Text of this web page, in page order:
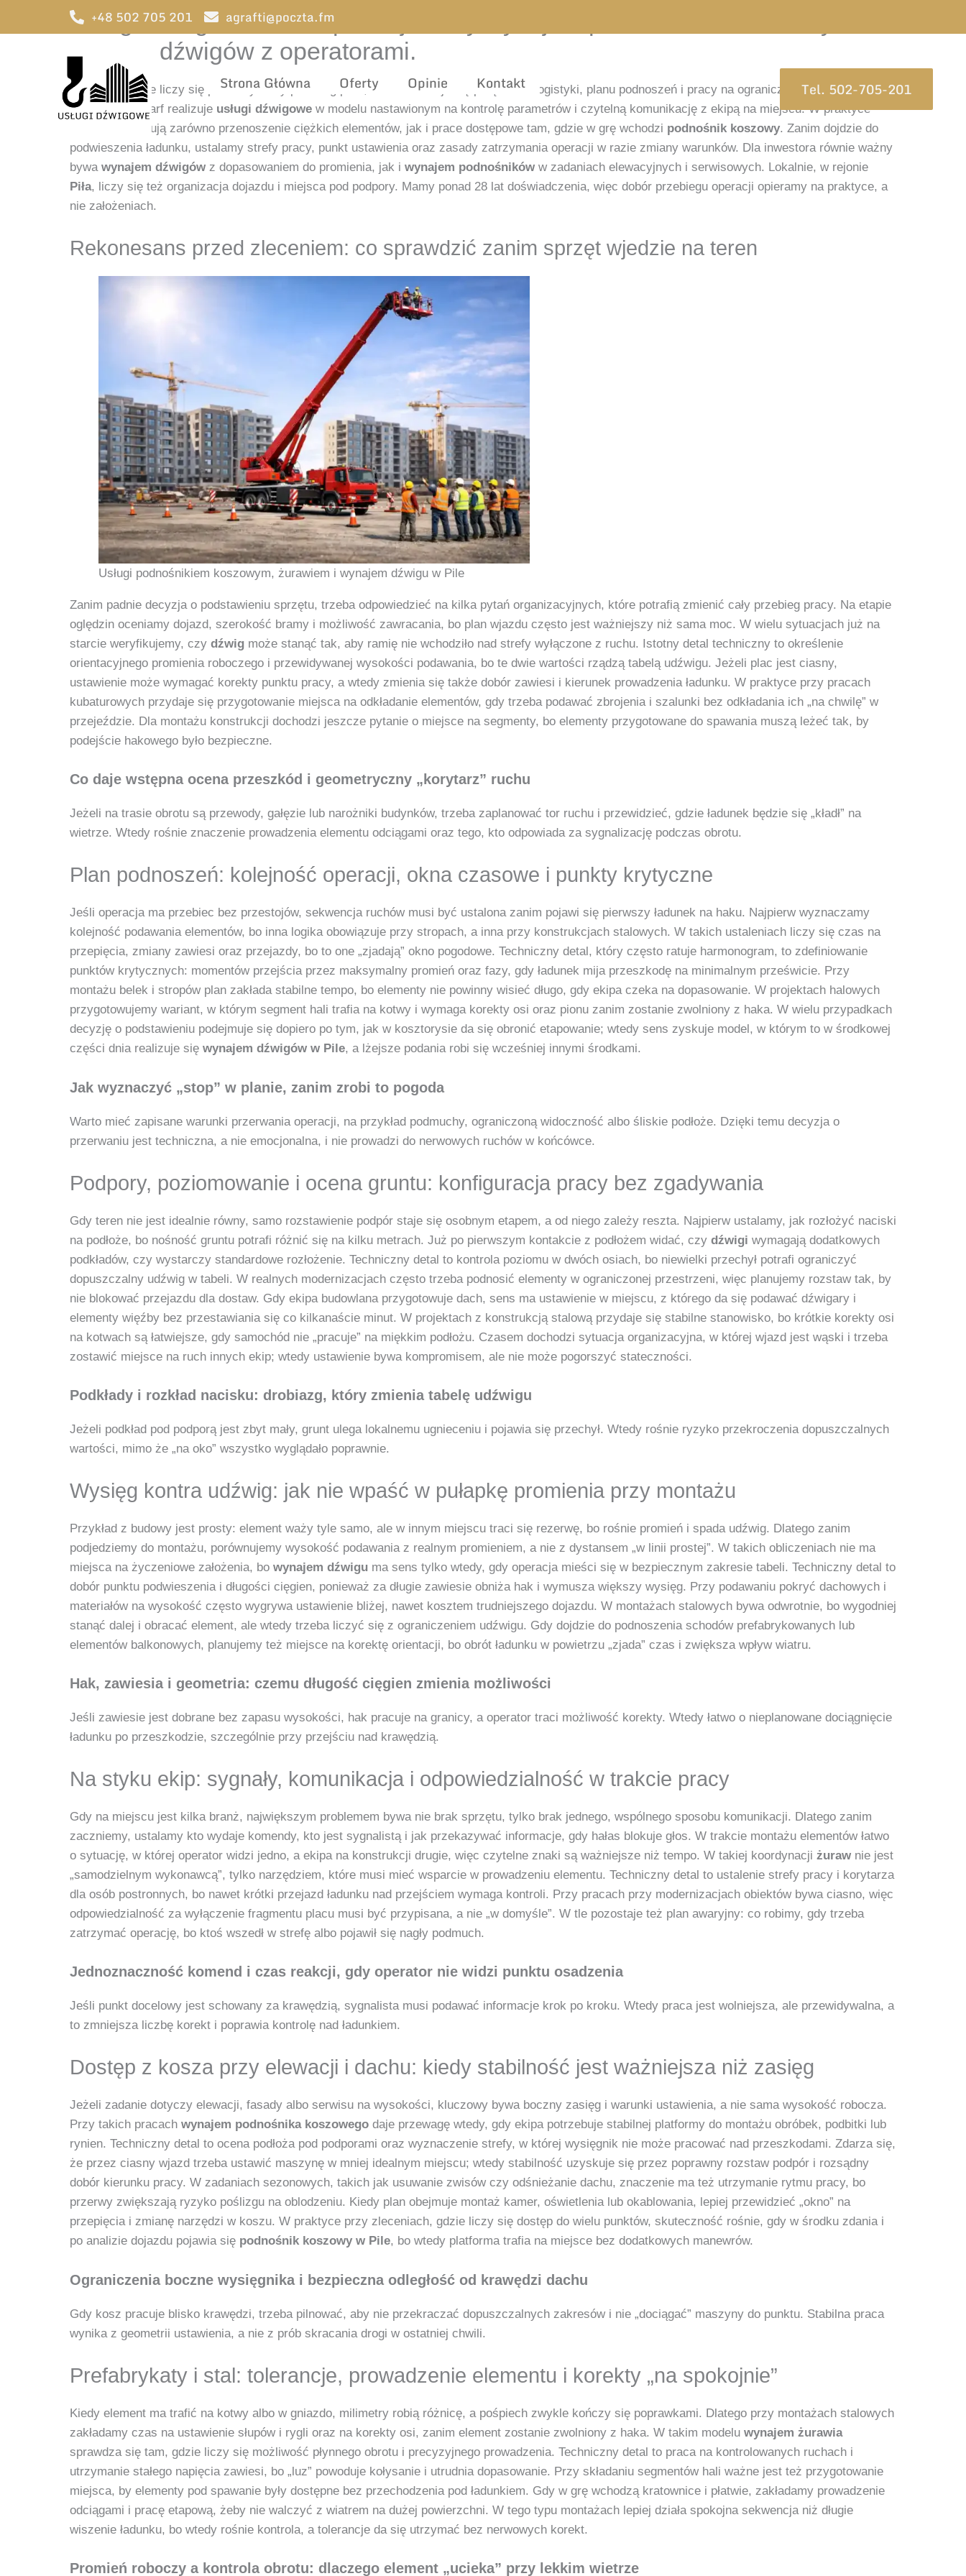
+48 502 705 201 agrafti@poczta.fm
Strona Główna Oferty Opinie Kontakt Tel. 502-705-201
Usługi dźwigowe w Pile profesjonalny wynajem podnośników koszowych,
żurawi i dźwigów z operatorami.
Gdy na budowie liczy się przewidywalny przebieg prac, kluczowe staje się połączenie logistyki, planu podnoszeń i pracy na ograniczonej przestrzeni.
Firma Rafał Agarf realizuje usługi dźwigowe w modelu nastawionym na kontrolę parametrów i czytelną komunikację z ekipą na miejscu. W praktyce
zlecenia obejmują zarówno przenoszenie ciężkich elementów, jak i prace dostępowe tam, gdzie w grę wchodzi podnośnik koszowy. Zanim dojdzie do
podwieszenia ładunku, ustalamy strefy pracy, punkt ustawienia oraz zasady zatrzymania operacji w razie zmiany warunków. Dla inwestora równie ważny
bywa wynajem dźwigów z dopasowaniem do promienia, jak i wynajem podnośników w zadaniach elewacyjnych i serwisowych. Lokalnie, w rejonie
Piła, liczy się też organizacja dojazdu i miejsca pod podpory. Mamy ponad 28 lat doświadczenia, więc dobór przebiegu operacji opieramy na praktyce, a
nie założeniach.
Rekonesans przed zleceniem: co sprawdzić zanim sprzęt wjedzie na teren
Usługi podnośnikiem koszowym, żurawiem i wynajem dźwigu w Pile
Zanim padnie decyzja o podstawieniu sprzętu, trzeba odpowiedzieć na kilka pytań organizacyjnych, które potrafią zmienić cały przebieg pracy. Na etapie
oględzin oceniamy dojazd, szerokość bramy i możliwość zawracania, bo plan wjazdu często jest ważniejszy niż sama moc. W wielu sytuacjach już na
starcie weryfikujemy, czy dźwig może stanąć tak, aby ramię nie wchodziło nad strefy wyłączone z ruchu. Istotny detal techniczny to określenie
orientacyjnego promienia roboczego i przewidywanej wysokości podawania, bo te dwie wartości rządzą tabelą udźwigu. Jeżeli plac jest ciasny,
ustawienie może wymagać korekty punktu pracy, a wtedy zmienia się także dobór zawiesi i kierunek prowadzenia ładunku. W praktyce przy pracach
kubaturowych przydaje się przygotowanie miejsca na odkładanie elementów, gdy trzeba podawać zbrojenia i szalunki bez odkładania ich „na chwilę” w
przejeździe. Dla montażu konstrukcji dochodzi jeszcze pytanie o miejsce na segmenty, bo elementy przygotowane do spawania muszą leżeć tak, by
podejście hakowego było bezpieczne.
Co daje wstępna ocena przeszkód i geometryczny „korytarz” ruchu
Jeżeli na trasie obrotu są przewody, gałęzie lub narożniki budynków, trzeba zaplanować tor ruchu i przewidzieć, gdzie ładunek będzie się „kładł” na
wietrze. Wtedy rośnie znaczenie prowadzenia elementu odciągami oraz tego, kto odpowiada za sygnalizację podczas obrotu.
Plan podnoszeń: kolejność operacji, okna czasowe i punkty krytyczne
Jeśli operacja ma przebiec bez przestojów, sekwencja ruchów musi być ustalona zanim pojawi się pierwszy ładunek na haku. Najpierw wyznaczamy
kolejność podawania elementów, bo inna logika obowiązuje przy stropach, a inna przy konstrukcjach stalowych. W takich ustaleniach liczy się czas na
przepięcia, zmiany zawiesi oraz przejazdy, bo to one „zjadają” okno pogodowe. Techniczny detal, który często ratuje harmonogram, to zdefiniowanie
punktów krytycznych: momentów przejścia przez maksymalny promień oraz fazy, gdy ładunek mija przeszkodę na minimalnym prześwicie. Przy
montażu belek i stropów plan zakłada stabilne tempo, bo elementy nie powinny wisieć długo, gdy ekipa czeka na dopasowanie. W projektach halowych
przygotowujemy wariant, w którym segment hali trafia na kotwy i wymaga korekty osi oraz pionu zanim zostanie zwolniony z haka. W wielu przypadkach
decyzję o podstawieniu podejmuje się dopiero po tym, jak w kosztorysie da się obronić etapowanie; wtedy sens zyskuje model, w którym to w środkowej
części dnia realizuje się wynajem dźwigów w Pile, a lżejsze podania robi się wcześniej innymi środkami.
Jak wyznaczyć „stop” w planie, zanim zrobi to pogoda
Warto mieć zapisane warunki przerwania operacji, na przykład podmuchy, ograniczoną widoczność albo śliskie podłoże. Dzięki temu decyzja o
przerwaniu jest techniczna, a nie emocjonalna, i nie prowadzi do nerwowych ruchów w końcówce.
Podpory, poziomowanie i ocena gruntu: konfiguracja pracy bez zgadywania
Gdy teren nie jest idealnie równy, samo rozstawienie podpór staje się osobnym etapem, a od niego zależy reszta. Najpierw ustalamy, jak rozłożyć naciski
na podłoże, bo nośność gruntu potrafi różnić się na kilku metrach. Już po pierwszym kontakcie z podłożem widać, czy dźwigi wymagają dodatkowych
podkładów, czy wystarczy standardowe rozłożenie. Techniczny detal to kontrola poziomu w dwóch osiach, bo niewielki przechył potrafi ograniczyć
dopuszczalny udźwig w tabeli. W realnych modernizacjach często trzeba podnosić elementy w ograniczonej przestrzeni, więc planujemy rozstaw tak, by
nie blokować przejazdu dla dostaw. Gdy ekipa budowlana przygotowuje dach, sens ma ustawienie w miejscu, z którego da się podawać dźwigary i
elementy więźby bez przestawiania się co kilkanaście minut. W projektach z konstrukcją stalową przydaje się stabilne stanowisko, bo krótkie korekty osi
na kotwach są łatwiejsze, gdy samochód nie „pracuje” na miękkim podłożu. Czasem dochodzi sytuacja organizacyjna, w której wjazd jest wąski i trzeba
zostawić miejsce na ruch innych ekip; wtedy ustawienie bywa kompromisem, ale nie może pogorszyć stateczności.
Podkłady i rozkład nacisku: drobiazg, który zmienia tabelę udźwigu
Jeżeli podkład pod podporą jest zbyt mały, grunt ulega lokalnemu ugnieceniu i pojawia się przechył. Wtedy rośnie ryzyko przekroczenia dopuszczalnych
wartości, mimo że „na oko” wszystko wyglądało poprawnie.
Wysięg kontra udźwig: jak nie wpaść w pułapkę promienia przy montażu
Przykład z budowy jest prosty: element waży tyle samo, ale w innym miejscu traci się rezerwę, bo rośnie promień i spada udźwig. Dlatego zanim
podjedziemy do montażu, porównujemy wysokość podawania z realnym promieniem, a nie z dystansem „w linii prostej”. W takich obliczeniach nie ma
miejsca na życzeniowe założenia, bo wynajem dźwigu ma sens tylko wtedy, gdy operacja mieści się w bezpiecznym zakresie tabeli. Techniczny detal to
dobór punktu podwieszenia i długości cięgien, ponieważ za długie zawiesie obniża hak i wymusza większy wysięg. Przy podawaniu pokryć dachowych i
materiałów na wysokość często wygrywa ustawienie bliżej, nawet kosztem trudniejszego dojazdu. W montażach stalowych bywa odwrotnie, bo wygodniej
stanąć dalej i obracać element, ale wtedy trzeba liczyć się z ograniczeniem udźwigu. Gdy dojdzie do podnoszenia schodów prefabrykowanych lub
elementów balkonowych, planujemy też miejsce na korektę orientacji, bo obrót ładunku w powietrzu „zjada” czas i zwiększa wpływ wiatru.
Hak, zawiesia i geometria: czemu długość cięgien zmienia możliwości
Jeśli zawiesie jest dobrane bez zapasu wysokości, hak pracuje na granicy, a operator traci możliwość korekty. Wtedy łatwo o nieplanowane dociągnięcie
ładunku po przeszkodzie, szczególnie przy przejściu nad krawędzią.
Na styku ekip: sygnały, komunikacja i odpowiedzialność w trakcie pracy
Gdy na miejscu jest kilka branż, największym problemem bywa nie brak sprzętu, tylko brak jednego, wspólnego sposobu komunikacji. Dlatego zanim
zaczniemy, ustalamy kto wydaje komendy, kto jest sygnalistą i jak przekazywać informacje, gdy hałas blokuje głos. W trakcie montażu elementów łatwo
o sytuację, w której operator widzi jedno, a ekipa na konstrukcji drugie, więc czytelne znaki są ważniejsze niż tempo. W takiej koordynacji żuraw nie jest
„samodzielnym wykonawcą”, tylko narzędziem, które musi mieć wsparcie w prowadzeniu elementu. Techniczny detal to ustalenie strefy pracy i korytarza
dla osób postronnych, bo nawet krótki przejazd ładunku nad przejściem wymaga kontroli. Przy pracach przy modernizacjach obiektów bywa ciasno, więc
odpowiedzialność za wyłączenie fragmentu placu musi być przypisana, a nie „w domyśle”. W tle pozostaje też plan awaryjny: co robimy, gdy trzeba
zatrzymać operację, bo ktoś wszedł w strefę albo pojawił się nagły podmuch.
Jednoznaczność komend i czas reakcji, gdy operator nie widzi punktu osadzenia
Jeśli punkt docelowy jest schowany za krawędzią, sygnalista musi podawać informacje krok po kroku. Wtedy praca jest wolniejsza, ale przewidywalna, a
to zmniejsza liczbę korekt i poprawia kontrolę nad ładunkiem.
Dostęp z kosza przy elewacji i dachu: kiedy stabilność jest ważniejsza niż zasięg
Jeżeli zadanie dotyczy elewacji, fasady albo serwisu na wysokości, kluczowy bywa boczny zasięg i warunki ustawienia, a nie sama wysokość robocza.
Przy takich pracach wynajem podnośnika koszowego daje przewagę wtedy, gdy ekipa potrzebuje stabilnej platformy do montażu obróbek, podbitki lub
rynien. Techniczny detal to ocena podłoża pod podporami oraz wyznaczenie strefy, w której wysięgnik nie może pracować nad przeszkodami. Zdarza się,
że przez ciasny wjazd trzeba ustawić maszynę w mniej idealnym miejscu; wtedy stabilność uzyskuje się przez poprawny rozstaw podpór i rozsądny
dobór kierunku pracy. W zadaniach sezonowych, takich jak usuwanie zwisów czy odśnieżanie dachu, znaczenie ma też utrzymanie rytmu pracy, bo
przerwy zwiększają ryzyko poślizgu na oblodzeniu. Kiedy plan obejmuje montaż kamer, oświetlenia lub okablowania, lepiej przewidzieć „okno” na
przepięcia i zmianę narzędzi w koszu. W praktyce przy zleceniach, gdzie liczy się dostęp do wielu punktów, skuteczność rośnie, gdy w środku zdania i
po analizie dojazdu pojawia się podnośnik koszowy w Pile, bo wtedy platforma trafia na miejsce bez dodatkowych manewrów.
Ograniczenia boczne wysięgnika i bezpieczna odległość od krawędzi dachu
Gdy kosz pracuje blisko krawędzi, trzeba pilnować, aby nie przekraczać dopuszczalnych zakresów i nie „dociągać” maszyny do punktu. Stabilna praca
wynika z geometrii ustawienia, a nie z prób skracania drogi w ostatniej chwili.
Prefabrykaty i stal: tolerancje, prowadzenie elementu i korekty „na spokojnie”
Kiedy element ma trafić na kotwy albo w gniazdo, milimetry robią różnicę, a pośpiech zwykle kończy się poprawkami. Dlatego przy montażach stalowych
zakładamy czas na ustawienie słupów i rygli oraz na korekty osi, zanim element zostanie zwolniony z haka. W takim modelu wynajem żurawia
sprawdza się tam, gdzie liczy się możliwość płynnego obrotu i precyzyjnego prowadzenia. Techniczny detal to praca na kontrolowanych ruchach i
utrzymanie stałego napięcia zawiesi, bo „luz” powoduje kołysanie i utrudnia dopasowanie. Przy składaniu segmentów hali ważne jest też przygotowanie
miejsca, by elementy pod spawanie były dostępne bez przechodzenia pod ładunkiem. Gdy w grę wchodzą kratownice i płatwie, zakładamy prowadzenie
odciągami i pracę etapową, żeby nie walczyć z wiatrem na dużej powierzchni. W tego typu montażach lepiej działa spokojna sekwencja niż długie
wiszenie ładunku, bo wtedy rośnie kontrola, a tolerancje da się utrzymać bez nerwowych korekt.
Promień roboczy a kontrola obrotu: dlaczego element „ucieka” przy lekkim wietrze